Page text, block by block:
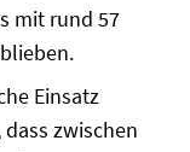
mit rund 57
Einsatz
zwischen